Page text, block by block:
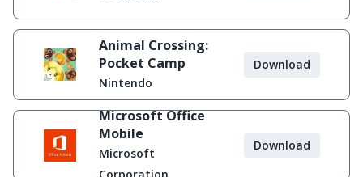
Animal Crossing:
Pocket Camp
Nintendo
Download
Microsoft Office
Mobile
Microsoft
Download